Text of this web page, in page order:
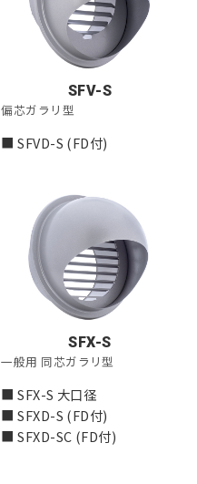
SFV-S
偏芯ガラリ型
■ SFVD-S (FD付)
SFX-S
一般用 同芯ガラリ型
■ SFX-S 大口径
■ SFXD-S (FD付)
■ SFXD-SC (FD付)